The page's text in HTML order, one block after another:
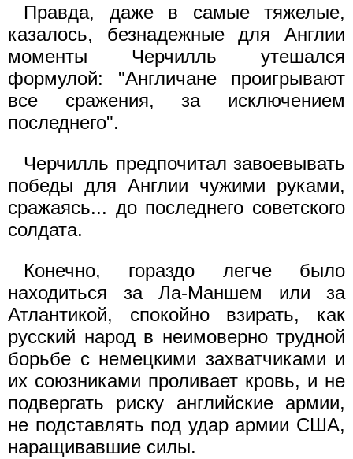
Правда, даже в самые тяжелые,
казалось, безнадежные для Англии
моменты Черчилль утешался
формулой: "Англичане проигрывают
все сражения, за исключением
последнего".
Черчилль предпочитал завоевывать
победы для Англии чужими руками,
сражаясь... до последнего советского
солдата.
Конечно, гораздо легче было
находиться за Ла-Маншем или за
Атлантикой, спокойно взирать, как
русский народ в неимоверно трудной
борьбе с немецкими захватчиками и
их союзниками проливает кровь, и не
подвергать риску английские армии,
не подставлять под удар армии США,
наращивавшие силы.